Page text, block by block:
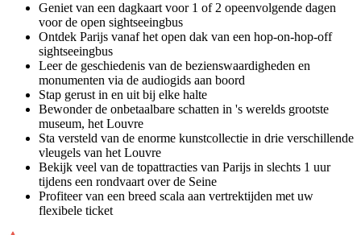
Geniet van een dagkaart voor 1 of 2 opeenvolgende dagen
voor de open sightseeingbus
Ontdek Parijs vanaf het open dak van een hop-on-hop-off
sightseeingbus
Leer de geschiedenis van de bezienswaardigheden en
monumenten via de audiogids aan boord
Stap gerust in en uit bij elke halte
Bewonder de onbetaalbare schatten in 's werelds grootste
museum, het Louvre
Sta versteld van de enorme kunstcollectie in drie verschillende
vleugels van het Louvre
Bekijk veel van de topattracties van Parijs in slechts 1 uur
tijdens een rondvaart over de Seine
Profiteer van een breed scala aan vertrektijden met uw
flexibele ticket